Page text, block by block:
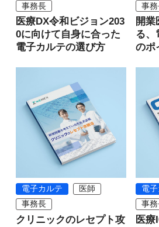
事務長
医療DX令和ビジョン203
0に向けて自身に合った
電子カルテの選び方
事
開
る、
のポ
電子カルテ
医師
事務長
クリニックのレセプト攻
電
事
医療